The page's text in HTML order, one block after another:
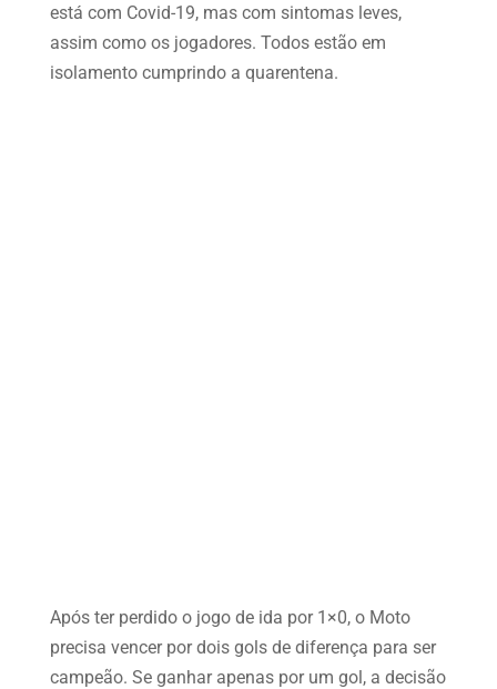
está com Covid-19, mas com sintomas leves,
assim como os jogadores. Todos estão em
isolamento cumprindo a quarentena.
Após ter perdido o jogo de ida por 1×0, o Moto
precisa vencer por dois gols de diferença para ser
campeão. Se ganhar apenas por um gol, a decisão